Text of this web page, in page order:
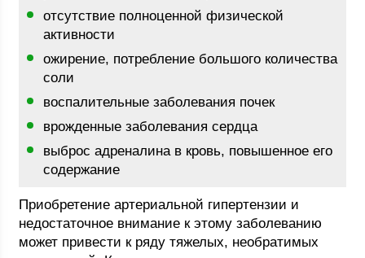
отсутствие полноценной физической
активности
ожирение, потребление большого количества
соли
воспалительные заболевания почек
врожденные заболевания сердца
выброс адреналина в кровь, повышенное его
содержание
Приобретение артериальной гипертензии и
недостаточное внимание к этому заболеванию
может привести к ряду тяжелых, необратимых